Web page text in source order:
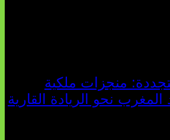
منجزات ملكية
المغرب نحو الريادة القارية